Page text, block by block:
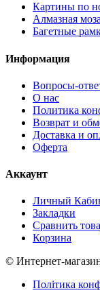
Картины по
Алмазная
Багетные
Информация
Вопросы-
О нас
Политика
Возврат и
Доставка и
Оферта
Аккаунт
Личный
Закладки
Сравнить
Корзина
© Интернет-
Політика